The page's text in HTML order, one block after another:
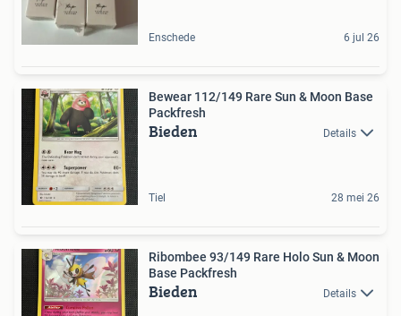
Enschede 6 jul 26
Bewear 112/149 Rare Sun & Moon Base
Packfresh
Bieden Details
Tiel 28 mei 26
Ribombee 93/149 Rare Holo Sun & Moon
Base Packfresh
Bieden Details